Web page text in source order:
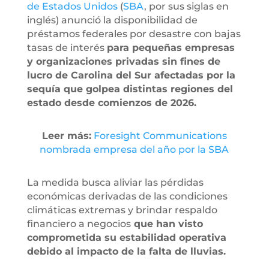
de Estados Unidos(SBA, por sus siglas en
inglés) anunció la disponibilidad de
préstamos federales por desastre con bajas
tasas de interés para pequeñas empresas
y organizaciones privadas sin fines de
lucro de Carolina del Sur afectadas por la
sequía que golpea distintas regiones del
estado desde comienzos de 2026.
Leer más: Foresight Communications
nombrada empresa del año por la SBA
La medida busca aliviar las pérdidas
económicas derivadas de las condiciones
climáticas extremas y brindar respaldo
financiero a negociosque han visto
comprometida su estabilidad operativa
debido al impacto de la falta de lluvias.